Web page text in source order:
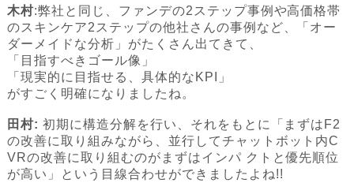
木村:弊社と同じ、ファンデの2ステップ事例や高価格帯
のスキンケア2ステップの他社さんの事例など、「オー
ダーメイドな分析」がたくさん出てきて、
「目指すべきゴール像」
「現実的に目指せる、具体的なKPI」
がすごく明確になりましたね。
田村:初期に構造分解を行い、それをもとに「まずはF2
の改善に取り組みながら、並行してチャットボット内C
VRの改善に取り組むのがまずはインパ クトと優先順位
が高い」という目線合わせができましたよね!!